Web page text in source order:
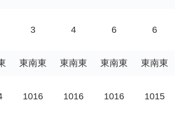
3 4 6 6
東南東 東南東 東南東 東南東
1016 1016 1016 1015